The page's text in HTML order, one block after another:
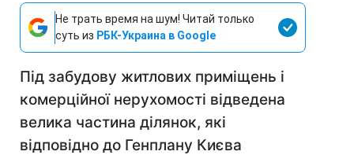
Не трать время на шум! Читай только
суть из РБК-Украина в Google
Під забудову житлових приміщень і
комерційної нерухомості відведена
велика частина ділянок, які
відповідно до Генплану Києва